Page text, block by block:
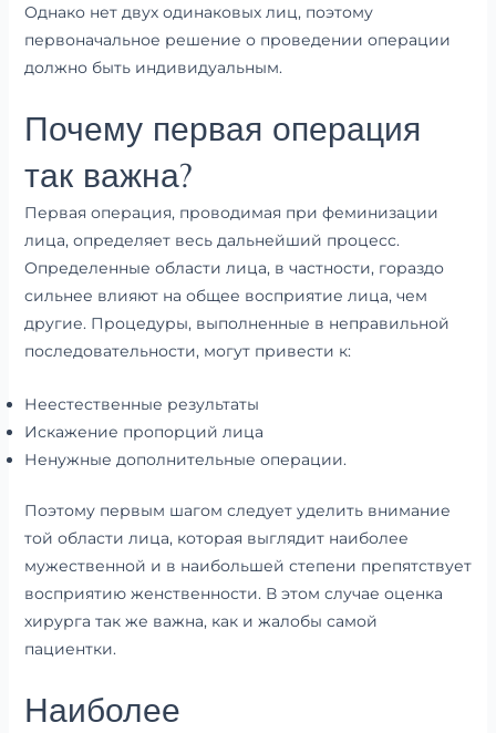
Однако нет двух одинаковых лиц, поэтому
первоначальное решение о проведении операции
должно быть индивидуальным.
Почему первая операция
так важна?
Первая операция, проводимая при феминизации
лица, определяет весь дальнейший процесс.
Определенные области лица, в частности, гораздо
сильнее влияют на общее восприятие лица, чем
другие. Процедуры, выполненные в неправильной
последовательности, могут привести к:
Неестественные результаты
Искажение пропорций лица
Ненужные дополнительные операции.
Поэтому первым шагом следует уделить внимание
той области лица, которая выглядит наиболее
мужественной и в наибольшей степени препятствует
восприятию женственности. В этом случае оценка
хирурга так же важна, как и жалобы самой
пациентки.
Наиболее